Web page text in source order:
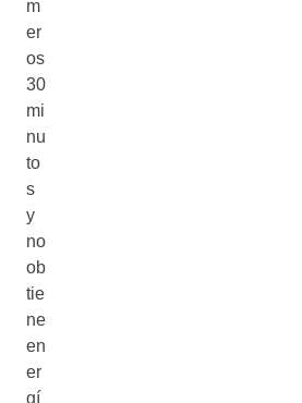
m
er
os
30
mi
nu
to
s
y
no
ob
tie
ne
en
er
gí